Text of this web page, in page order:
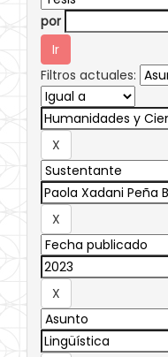
por
Filtros actuales: